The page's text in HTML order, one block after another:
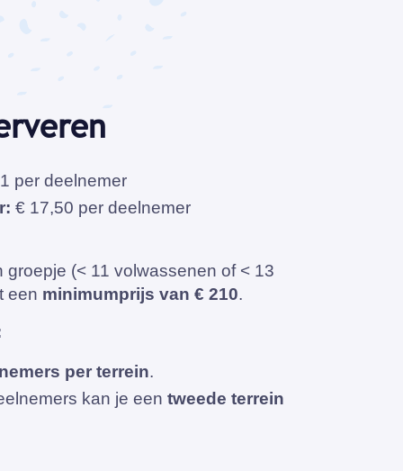
per deelnemer
€ 17,50 per deelnemer
groepje (< 11 volwassenen of < 13
een minimumprijs van € 210.
per terrein.
kan je een tweede terrein